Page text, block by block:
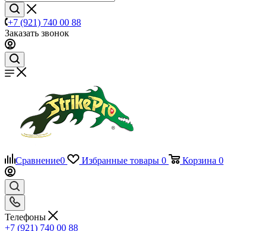
+7 (921) 740 00 88
Заказать звонок
Сравнение0 Избранные товары 0 Корзина 0
Телефоны
+7 (921) 740 00 88